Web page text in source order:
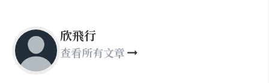
欣飛行
查看所有文章